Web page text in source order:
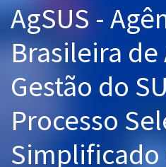
Pós
Graduação
OAB
Mentorias
Questões grátis
AgSUS -
Brasileira de
Gestão do
Processo
Simplificado